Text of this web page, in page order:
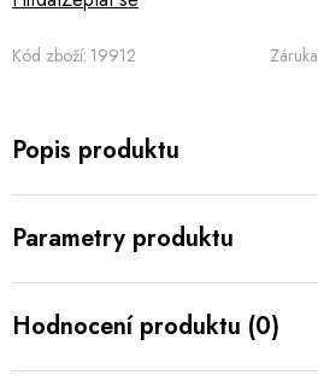
Kód zboží: 19912 Záruka
Popis produktu
Parametry produktu
Hodnocení produktu (0)